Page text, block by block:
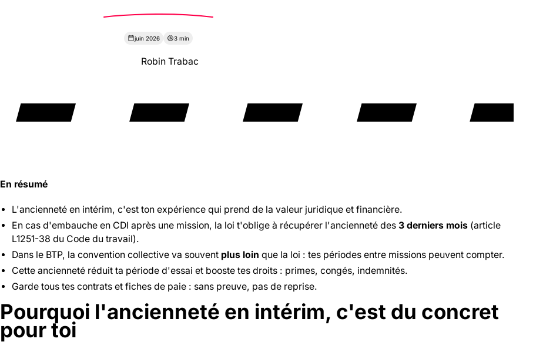
juin 2026 3 min
Robin Trabac
En résumé
L'ancienneté en intérim, c'est ton expérience qui prend de la valeur juridique et financière.
En cas d'embauche en CDI après une mission, la loi t'oblige à récupérer l'ancienneté des3 derniers mois (article
L1251-38 du Code du travail).
Dans le BTP, la convention collective va souvent plus loin que la loi : tes périodes entre missions peuvent compter.
Cette ancienneté réduit ta période d'essai et booste tes droits : primes, congés, indemnités.
Garde tous tes contrats et fiches de paie : sans preuve, pas de reprise.
Pourquoi l'ancienneté en intérim, c'est du concret
pour toi